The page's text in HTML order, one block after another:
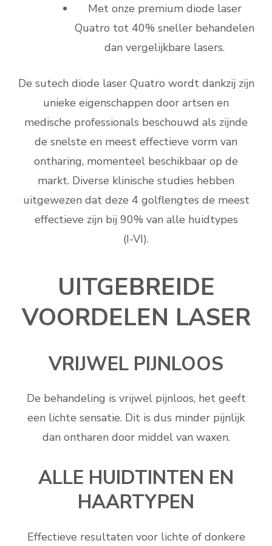
Met onze premium diode laser
Quatro tot 40% sneller behandelen
dan vergelijkbare lasers.
De sutech diode laser Quatro wordt dankzij zijn
unieke eigenschappen door artsen en
medische professionals beschouwd als zijnde
de snelste en meest effectieve vorm van
ontharing, momenteel beschikbaar op de
markt. Diverse klinische studies hebben
uitgewezen dat deze 4 golflengtes de meest
effectieve zijn bij 90% van alle huidtypes
(I-VI).
UITGEBREIDE
VOORDELEN LASER
VRIJWEL PIJNLOOS
De behandeling is vrijwel pijnloos, het geeft
een lichte sensatie. Dit is dus minder pijnlijk
dan ontharen door middel van waxen.
ALLE HUIDTINTEN EN
HAARTYPEN
Effectieve resultaten voor lichte of donkere